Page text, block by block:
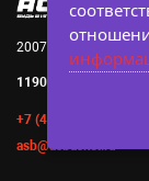
2007-2026 ©
119019, г. Москва,
+7 (495) 642-45-83
asb@asbasket.ru